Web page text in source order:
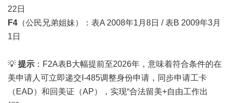
22日
F4 （公民兄弟姐妹）：表A 2008年1月8日 / 表B 2009年3月
1日
💡 提示 ：F2A表B大幅提前至2026年，意味着符合条件的在
美申请人可立即递交I-485调整身份申请，同步申请工卡
（EAD）和回美证（AP），实现“合法留美+自由工作出